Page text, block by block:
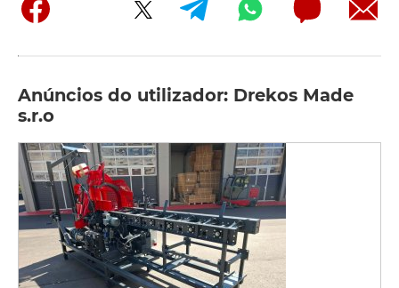
Anúncios do utilizador: Drekos Made
s.r.o